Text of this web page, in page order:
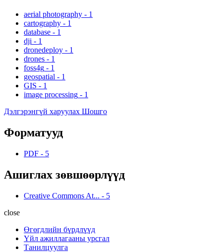
aerial photography - 1
cartography - 1
database - 1
dji - 1
dronedeploy - 1
drones - 1
foss4g - 1
geospatial - 1
GIS - 1
image processing - 1
Дэлгэрэнгүй харуулах Шошго
Форматууд
PDF - 5
Ашиглах зөвшөөрлүүд
Creative Commons At... - 5
close
Өгөгдлийн бүрдлүүд
Үйл ажиллагааны урсгал
Танилцуулга